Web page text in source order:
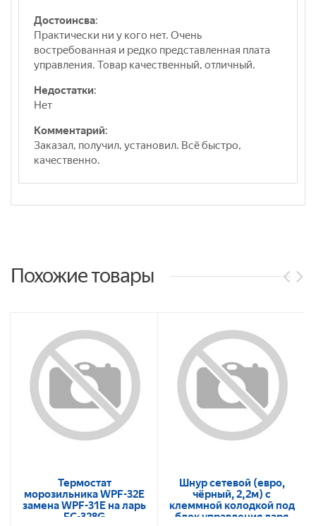
Достоинсва:
Практически ни у кого нет. Очень
востребованная и редко представленная плата
управления. Товар качественный, отличный.
Недостатки:
Нет
Комментарий:
Заказал, получил, установил. Всё быстро,
качественно.
Похожие товары
Термостат
морозильника WPF-32E
замена WPF-31E на ларь
FC-328G
Шнур сетевой (евро,
чёрный, 2,2м) с
клеммной колодкой под
блок управления ларя